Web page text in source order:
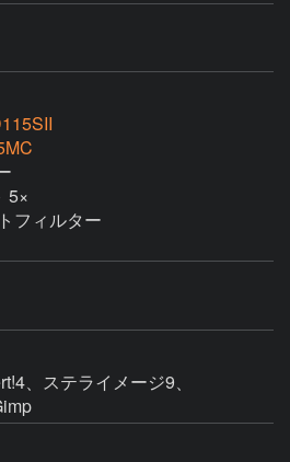
5×
フィルター
、ステライメージ9、